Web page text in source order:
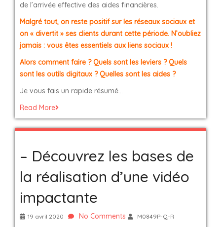
de l’arrivée effective des aides financières.
Malgré tout, on reste positif sur les réseaux sociaux et
on « divertit » ses clients durant cette période. N’oubliez
jamais : vous êtes essentiels aux liens sociaux !
Alors comment faire ? Quels sont les leviers ? Quels
sont les outils digitaux ? Quelles sont les aides ?
Je vous fais un rapide résumé…
Read More
– Découvrez les bases de
la réalisation d’une vidéo
impactante
19 avril 2020 No Comments M0849P-Q-R